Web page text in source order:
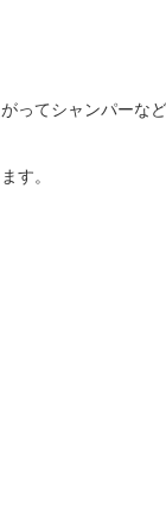
てシャンパーな
す。